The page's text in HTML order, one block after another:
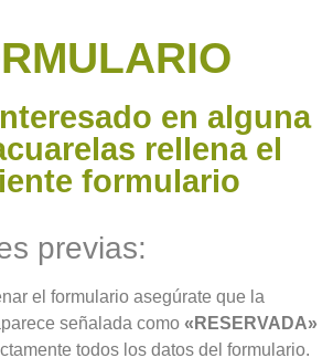
en alguna
rellena el
formulario
previas:
el formulario asegúrate que la
señalada como «RESERVADA»
todos los datos del formulario.